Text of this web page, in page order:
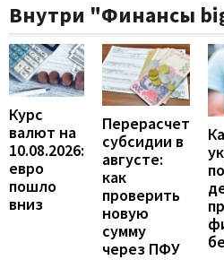
Внутри "Финансы
Курс
валют на
10.08.2026:
евро
пошло
вниз
Перерасчет
субсидии в
августе:
как
проверить
новую
сумму
через ПФУ